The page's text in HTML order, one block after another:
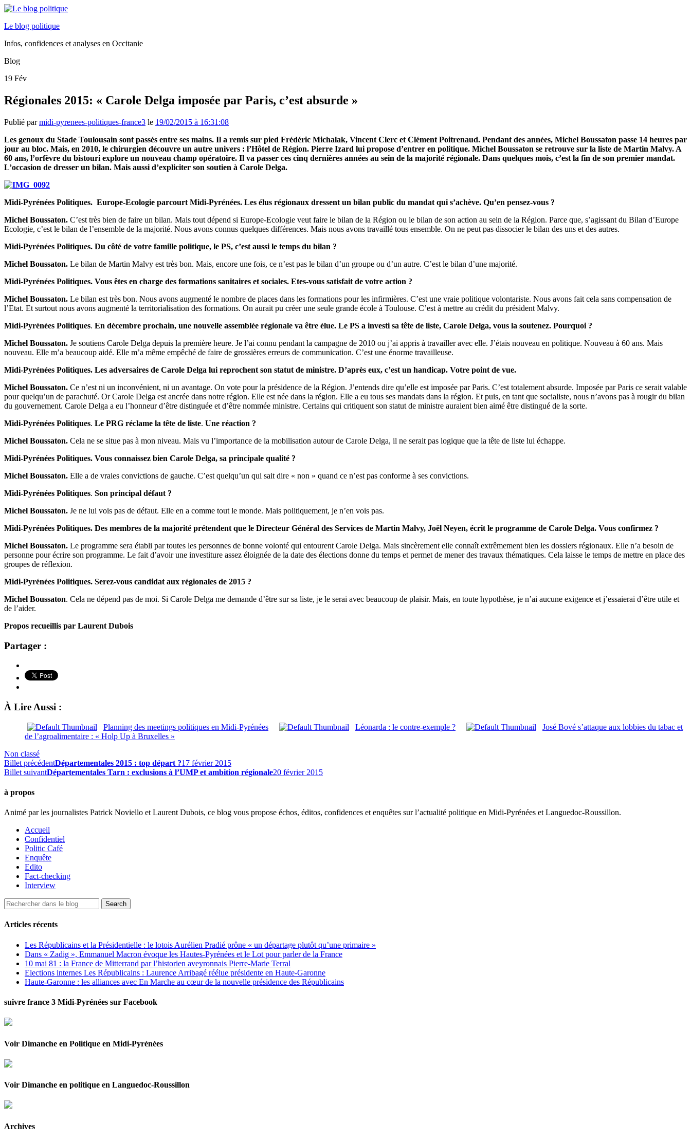
Le blog politique
Infos, confidences et analyses en Occitanie
Blog
19 Fév
Régionales 2015: « Carole Delga imposée par Paris, c’est absurde »
Publié parmidi-pyrenees-politiques-france3 le 19/02/2015 à 16:31:08
Les genoux du Stade Toulousain sont passés entre ses mains. Il a remis sur pied Frédéric Michalak, Vincent Clerc et Clément Poitrenaud. Pendant des années, Michel Boussaton passe 14 heures par
jour au bloc. Mais, en 2010, le chirurgien découvre un autre univers : l’Hôtel de Région. Pierre Izard lui propose d’entrer en politique. Michel Boussaton se retrouve sur la liste de Martin Malvy. A
60 ans, l’orfèvre du bistouri explore un nouveau champ opératoire. Il va passer ces cinq dernières années au sein de la majorité régionale. Dans quelques mois, c’est la fin de son premier mandat.
L’occasion de dresser un bilan. Mais aussi d’expliciter son soutien à Carole Delga.
Midi-Pyrénées Politiques. Europe-Ecologie parcourt Midi-Pyrénées. Les élus régionaux dressent un bilan public du mandat qui s’achève. Qu’en pensez-vous ?
Michel Boussaton. C’est très bien de faire un bilan. Mais tout dépend si Europe-Ecologie veut faire le bilan de la Région ou le bilan de son action au sein de la Région. Parce que, s’agissant du Bilan d’Europe
Ecologie, c’est le bilan de l’ensemble de la majorité. Nous avons connus quelques différences. Mais nous avons travaillé tous ensemble. On ne peut pas dissocier le bilan des uns et des autres.
Midi-Pyrénées Politiques. Du côté de votre famille politique, le PS, c’est aussi le temps du bilan ?
Michel Boussaton. Le bilan de Martin Malvy est très bon. Mais, encore une fois, ce n’est pas le bilan d’un groupe ou d’un autre. C’est le bilan d’une majorité.
Midi-Pyrénées Politiques. Vous êtes en charge des formations sanitaires et sociales. Etes-vous satisfait de votre action ?
Michel Boussaton. Le bilan est très bon. Nous avons augmenté le nombre de places dans les formations pour les infirmières. C’est une vraie politique volontariste. Nous avons fait cela sans compensation de
l’Etat. Et surtout nous avons augmenté la territorialisation des formations. On aurait pu créer une seule grande école à Toulouse. C’est à mettre au crédit du président Malvy.
Midi-Pyrénées Politiques. En décembre prochain, une nouvelle assemblée régionale va être élue. Le PS a investi sa tête de liste, Carole Delga, vous la soutenez. Pourquoi ?
Michel Boussaton. Je soutiens Carole Delga depuis la première heure. Je l’ai connu pendant la campagne de 2010 ou j’ai appris à travailler avec elle. J’étais nouveau en politique. Nouveau à 60 ans. Mais
nouveau. Elle m’a beaucoup aidé. Elle m’a même empêché de faire de grossières erreurs de communication. C’est une énorme travailleuse.
Midi-Pyrénées Politiques. Les adversaires de Carole Delga lui reprochent son statut de ministre. D’après eux, c’est un handicap. Votre point de vue.
Michel Boussaton. Ce n’est ni un inconvénient, ni un avantage. On vote pour la présidence de la Région. J’entends dire qu’elle est imposée par Paris. C’est totalement absurde. Imposée par Paris ce serait valable
pour quelqu’un de parachuté. Or Carole Delga est ancrée dans notre région. Elle est née dans la région. Elle a eu tous ses mandats dans la région. Et puis, en tant que socialiste, nous n’avons pas à rougir du bilan
du gouvernement. Carole Delga a eu l’honneur d’être distinguée et d’être nommée ministre. Certains qui critiquent son statut de ministre auraient bien aimé être distingué de la sorte.
Midi-Pyrénées Politiques. Le PRG réclame la tête de liste. Une réaction ?
Michel Boussaton. Cela ne se situe pas à mon niveau. Mais vu l’importance de la mobilisation autour de Carole Delga, il ne serait pas logique que la tête de liste lui échappe.
Midi-Pyrénées Politiques. Vous connaissez bien Carole Delga, sa principale qualité ?
Michel Boussaton. Elle a de vraies convictions de gauche. C’est quelqu’un qui sait dire « non » quand ce n’est pas conforme à ses convictions.
Midi-Pyrénées Politiques. Son principal défaut ?
Michel Boussaton. Je ne lui vois pas de défaut. Elle en a comme tout le monde. Mais politiquement, je n’en vois pas.
Midi-Pyrénées Politiques. Des membres de la majorité prétendent que le Directeur Général des Services de Martin Malvy, Joël Neyen, écrit le programme de Carole Delga. Vous confirmez ?
Michel Boussaton. Le programme sera établi par toutes les personnes de bonne volonté qui entourent Carole Delga. Mais sincèrement elle connaît extrêmement bien les dossiers régionaux. Elle n’a besoin de
personne pour écrire son programme. Le fait d’avoir une investiture assez éloignée de la date des élections donne du temps et permet de mener des travaux thématiques. Cela laisse le temps de mettre en place des
groupes de réflexion.
Midi-Pyrénées Politiques. Serez-vous candidat aux régionales de 2015 ?
Michel Boussaton. Cela ne dépend pas de moi. Si Carole Delga me demande d’être sur sa liste, je le serai avec beaucoup de plaisir. Mais, en toute hypothèse, je n’ai aucune exigence et j’essaierai d’être utile et
de l’aider.
Propos recueillis par Laurent Dubois
Partager :
À Lire Aussi :
Planning des meetings politiques en Midi-Pyrénées Léonarda : le contre-exemple ?
José Bové s’attaque aux lobbies du tabac et
de l’agroalimentaire : « Holp Up à Bruxelles »
Non classé
Billet précédentDépartementales 2015 : top départ ?17 février 2015
Billet suivantDépartementales Tarn : exclusions à l’UMP et ambition régionale20 février 2015
à propos
Animé par les journalistes Patrick Noviello et Laurent Dubois, ce blog vous propose échos, éditos, confidences et enquêtes sur l’actualité politique en Midi-Pyrénées et Languedoc-Roussillon.
Accueil
Confidentiel
Politic Café
Enquête
Edito
Fact-checking
Interview
Articles récents
Les Républicains et la Présidentielle : le lotois Aurélien Pradié prône « un départage plutôt qu’une primaire »
Dans « Zadig », Emmanuel Macron évoque les Hautes-Pyrénées et le Lot pour parler de la France
10 mai 81 : la France de Mitterrand par l’historien aveyronnais Pierre-Marie Terral
Elections internes Les Républicains : Laurence Arribagé réélue présidente en Haute-Garonne
Haute-Garonne : les alliances avec En Marche au cœur de la nouvelle présidence des Républicains
suivre france 3 Midi-Pyrénées sur Facebook
Voir Dimanche en Politique en Midi-Pyrénées
Voir Dimanche en politique en Languedoc-Roussillon
Archives